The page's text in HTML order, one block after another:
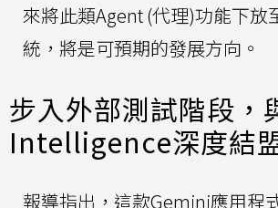
來將此類Agent (代理)功能下放
統，將是可預期的發展方向。
步入外部測試階段，
Intelligence深度結
報導指出，這款Gemini應用程